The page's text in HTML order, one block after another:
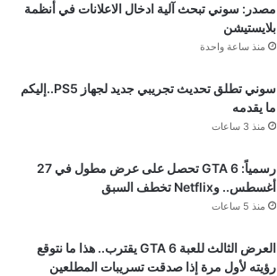
مصدر: سوني تبحث آلية ادخال الاعلانات في أنظمة
بلايستيشن
منذ ساعة واحدة
سوني تطلق تحديث تجريبي جديد لجهاز PS5..إليكم
ما يقدمه
منذ 3 ساعات
رسمياً: GTA 6 تحصل على عرض مطول في 27
أغسطس.. وNetflix تخطف السبق
منذ 5 ساعات
العرض الثالث للعبة GTA 6 يقترب.. هذا ما نتوقع
رؤيته لأول مرة إذا صدقت تسريبات المطلعين